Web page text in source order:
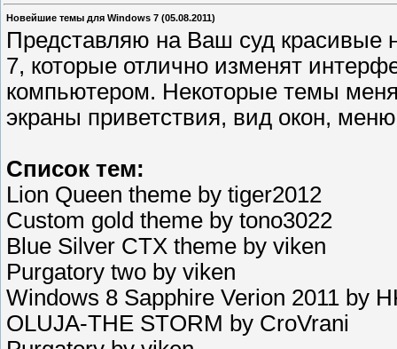
Новейшие темы для Windows 7 (05.08.2011)
Представляю на Ваш суд красивые
7, которые отлично изменят
компьютером. Некоторые темы
экраны приветствия, вид окон,
Список тем:
Lion Queen theme by tiger2012
Custom gold theme by tono3022
Blue Silver CTX theme by viken
Purgatory two by viken
Windows 8 Sapphire Verion 2011 by
OLUJA-THE STORM by CroVrani